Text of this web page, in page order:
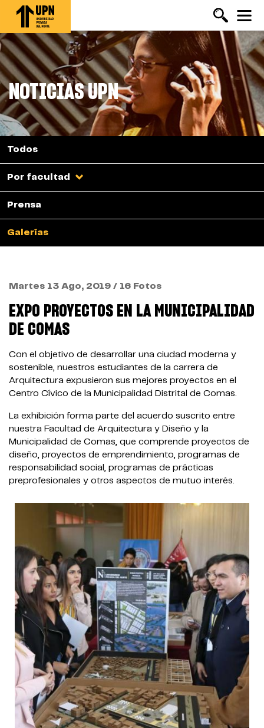
Pasar
contenido
principal
NOTICIAS UPN
Todos
Por facultad
Prensa
Galerías
Martes 13 Ago, 2019 / 16 Fotos
EXPO PROYECTOS EN LA MUNICIPALIDAD
DE COMAS
Con el objetivo de desarrollar una ciudad moderna y
sostenible, nuestros estudiantes de la carrera de
Arquitectura expusieron sus mejores proyectos en el
Centro Cívico de la Municipalidad Distrital de Comas.
La exhibición forma parte del acuerdo suscrito entre
nuestra Facultad de Arquitectura y Diseño y la
Municipalidad de Comas, que comprende proyectos de
diseño, proyectos de emprendimiento, programas de
responsabilidad social, programas de prácticas
preprofesionales y otros aspectos de mutuo interés.